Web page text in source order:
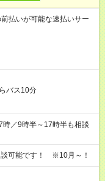
払いが可能な速払いサー
バス10分
／9時半～17時半も相談
可能です！ ※10月～！